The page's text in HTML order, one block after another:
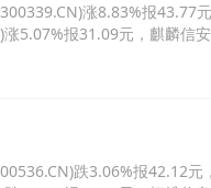
涨8.83%报43.77
5.07%报31.09元，麒麟信
跌3.06%报42.12元